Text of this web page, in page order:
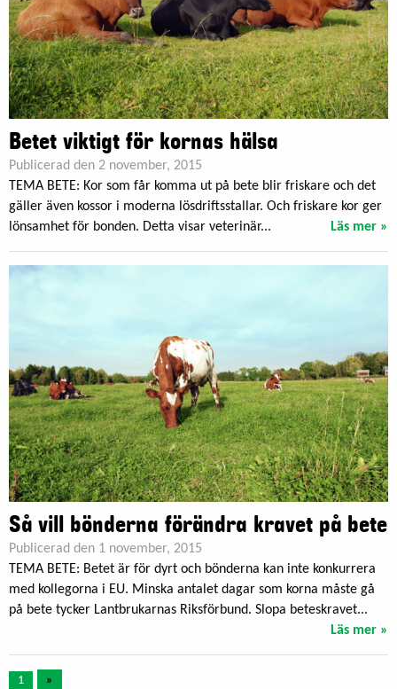
Betet viktigt för kornas hälsa
Publicerad den 2 november, 2015
TEMA BETE: Kor som får komma ut på bete blir friskare och det
gäller även kossor i moderna lösdriftsstallar. Och friskare kor ger
lönsamhet för bonden. Detta visar veterinär...
Läs mer »
Så vill bönderna förändra kravet på bete
Publicerad den 1 november, 2015
TEMA BETE: Betet är för dyrt och bönderna kan inte konkurrera
med kollegorna i EU. Minska antalet dagar som korna måste gå
på bete tycker Lantbrukarnas Riksförbund. Slopa beteskravet...
Läs mer »
1 »